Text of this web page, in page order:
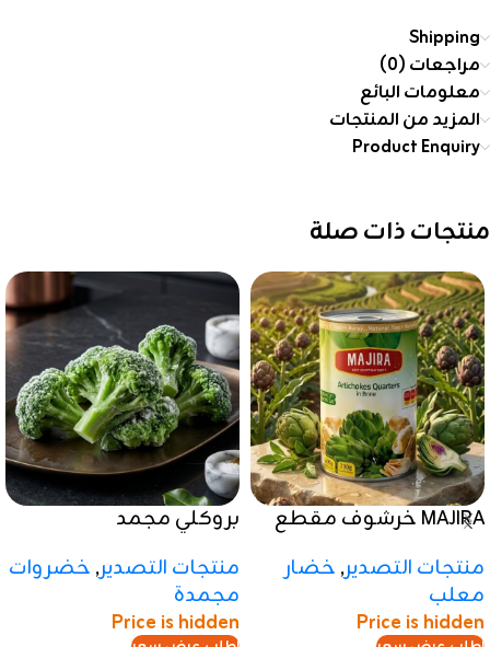
Shipping
مراجعات (0)
معلومات البائع
المزيد من المنتجات
Product Enquiry
منتجات ذات صلة
MAJIRA خرشوف مقطع
منتجات التصدير, خضار
معلب
Price is hidden
بروكلي مجمد
منتجات التصدير, خضروات
مجمدة
Price is hidden